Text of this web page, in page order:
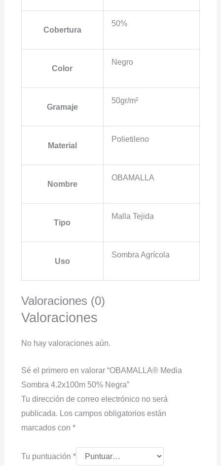
Cobertura
50%
Color
Negro
Gramaje
50gr/m²
Material
Polietileno
Nombre
OBAMALLA
Tipo
Malla Tejida
Uso
Sombra Agrícola
Valoraciones (0)
Valoraciones
No hay valoraciones aún.
Sé el primero en valorar “OBAMALLA® Media
Sombra 4.2x100m 50% Negra”
Tu dirección de correo electrónico no será
publicada. Los campos obligatorios están
marcados con *
Tu puntuación *